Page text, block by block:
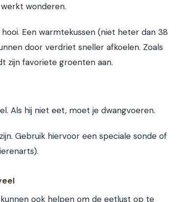
wonderen.
Een warmtekussen (niet heter dan 38
door verdriet sneller afkoelen. Zoals
zijn favoriete groenten aan.
Als hij niet eet, moet je dwangvoeren.
Gebruik hiervoor een speciale sonde of
ook helpen om de eetlust op te